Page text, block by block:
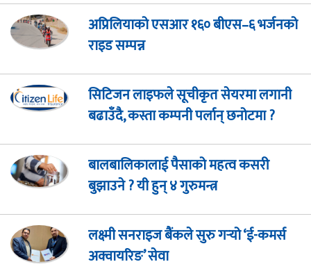
अप्रिलियाको एसआर १६० बीएस–६ भर्जनको
राइड सम्पन्न
सिटिजन लाइफले सूचीकृत सेयरमा लगानी
बढाउँदै, कस्ता कम्पनी पर्लान् छनोटमा ?
बालबालिकालाई पैसाको महत्व कसरी
बुझाउने ? यी हुन् ४ गुरुमन्त्र
लक्ष्मी सनराइज बैंकले सुरु गर्‍यो ‘ई-कमर्स
अक्वायरिङ’ सेवा